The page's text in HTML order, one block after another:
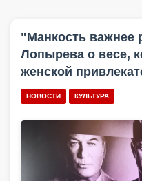
"Манкость важнее
Лопырева о весе,
женской
НОВОСТИ КУЛЬТУРА